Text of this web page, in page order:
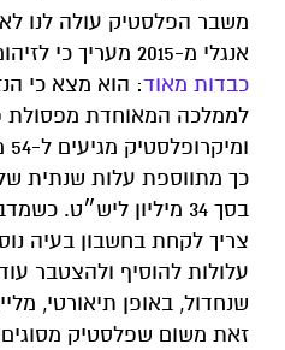
משבר הפלסטיק עולה לנו
אנגלי מ-2015 מעריך כי לזיהום הפלסטיק הימי
כבדות מאוד: הוא מצא כי
לממלכה המאוחדת מפסולת
כך מתווספת עלות שנתית של
בסך 34 מיליון ליש״ט.
צריך לקחת בחשבון בעיה
עלולות להוסיף ולהצטבר
שנחדול, באופן תיאורטי,
זאת משום שפלסטיק